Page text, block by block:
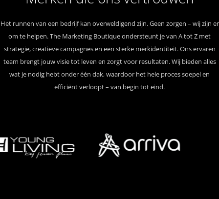
Het runnen van een bedrijf kan overweldigend zijn. Geen zorgen – wij zijn er
om te helpen. The Marketing Boutique ondersteunt je van A tot Z met
strategie, creatieve campagnes en een sterke merkidentiteit. Ons ervaren
team brengt jouw visie tot leven en zorgt voor resultaten. Wij bieden alles
wat je nodig hebt onder één dak, waardoor het hele proces soepel en
efficiënt verloopt – van begin tot eind.